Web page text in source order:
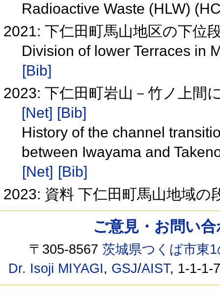
Radioactive Waste (HLW)
2021: 下仁田町馬山地区の下位
Division of lower Terraces in
[Bib]
2023: 下仁田町岩山－竹ノ上間
[Net] [Bib]
History of the channel
between Iwayama and
[Net] [Bib]
2023: 資料 下仁田町馬山地域
ご意見・お問い
〒305-8567茨城県つくば市東
Dr. Isoji MIYAGI, GSJ/AIST, 1-1-1-